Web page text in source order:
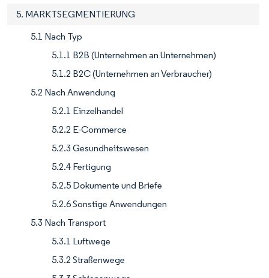
5. MARKTSEGMENTIERUNG
5.1 Nach Typ
5.1.1 B2B (Unternehmen an Unternehmen)
5.1.2 B2C (Unternehmen an Verbraucher)
5.2 Nach Anwendung
5.2.1 Einzelhandel
5.2.2 E-Commerce
5.2.3 Gesundheitswesen
5.2.4 Fertigung
5.2.5 Dokumente und Briefe
5.2.6 Sonstige Anwendungen
5.3 Nach Transport
5.3.1 Luftwege
5.3.2 Straßenwege